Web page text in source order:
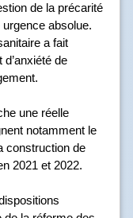
de la précarité
absolue.
a fait
de
une réelle
notamment le
construction de
2021 et 2022.